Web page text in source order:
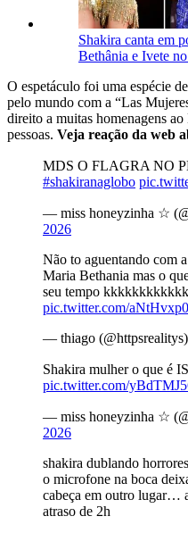
Shakira canta em
Bethânia e Ivete
O espetáculo foi uma espécie
pelo mundo com a “Las
direito a muitas homenagens
pessoas. Veja reação da web
MDS O FLAGRA NO
#shakiranaglobo
— miss honeyzinha ☆
2026
Não to aguentando com
Maria Bethania mas o
seu tempo
pic.twitter.com/
— thiago (@httpsrealitys)
Shakira mulher o que é
pic.twitter.com/
— miss honeyzinha ☆
2026
shakira dublando
o microfone na boca
cabeça em outro lugar…
atraso de 2h